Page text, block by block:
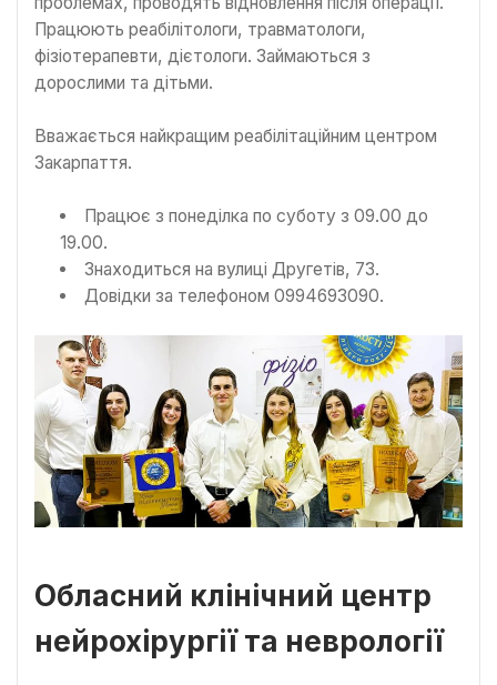
Працюють реабілітологи, травматологи,
фізіотерапевти, дієтологи. Займаються з
дорослими та дітьми.
Вважається найкращим реабілітаційним центром
Закарпаття.
Працює з понеділка по суботу з 09.00 до
19.00.
Знаходиться на вулиці Другетів, 73.
Довідки за телефоном 0994693090.
Обласний клінічний центр
нейрохірургії та неврології